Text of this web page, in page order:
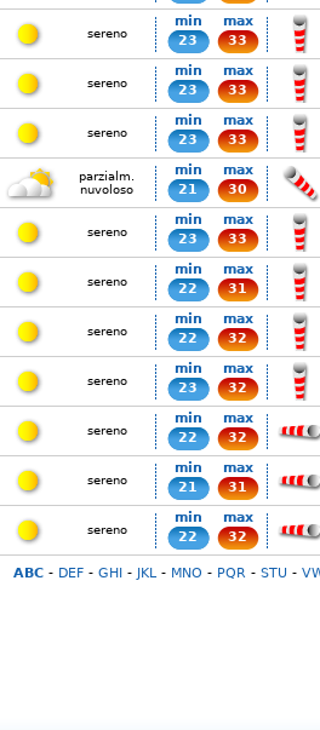
sereno
min
23
max
33
sereno
min
23
max
33
sereno
min
23
max
33
parzialm.
nuvoloso
min
21
max
30
sereno
min
23
max
33
sereno
min
22
max
31
sereno
min
22
max
32
sereno
min
23
max
32
sereno
min
22
max
32
sereno
min
21
max
31
sereno
min
22
max
32
ABC- DEF- GHI- JKL- MNO - PQR - STU -